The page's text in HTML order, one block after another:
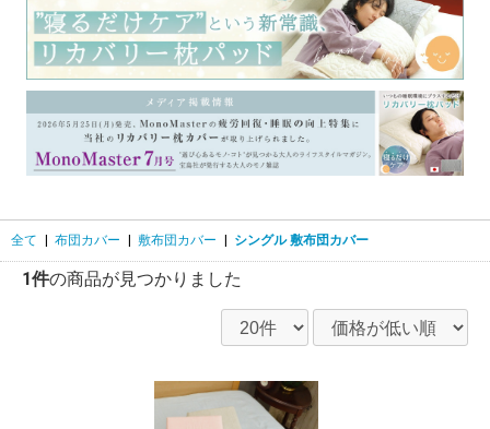
全て 布団カバー 敷布団カバー シングル 敷布団カバー
1件の商品が見つかりました